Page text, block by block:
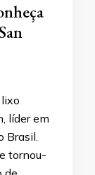
líder em
Brasil.
tornou-